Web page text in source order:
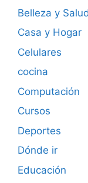
Belleza y Salud
Casa y Hogar
Celulares
cocina
Computación
Cursos
Deportes
Dónde ir
Educación